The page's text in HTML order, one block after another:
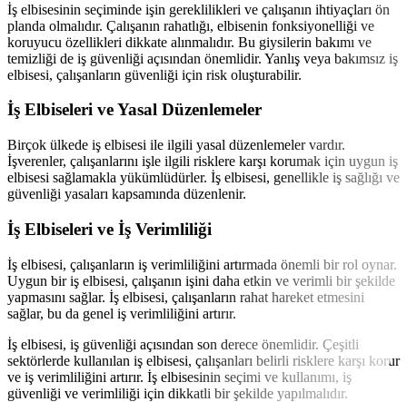
İş elbisesinin seçiminde işin gereklilikleri ve çalışanın ihtiyaçları ön
planda olmalıdır. Çalışanın rahatlığı, elbisenin fonksiyonelliği ve
koruyucu özellikleri dikkate alınmalıdır. Bu giysilerin bakımı ve
temizliği de iş güvenliği açısından önemlidir. Yanlış veya bakımsız iş
elbisesi, çalışanların güvenliği için risk oluşturabilir.
İş Elbiseleri ve Yasal Düzenlemeler
Birçok ülkede iş elbisesi ile ilgili yasal düzenlemeler vardır.
İşverenler, çalışanlarını işle ilgili risklere karşı korumak için uygun iş
elbisesi sağlamakla yükümlüdürler. İş elbisesi, genellikle iş sağlığı ve
güvenliği yasaları kapsamında düzenlenir.
İş Elbiseleri ve İş Verimliliği
İş elbisesi, çalışanların iş verimliliğini artırmada önemli bir rol oynar.
Uygun bir iş elbisesi, çalışanın işini daha etkin ve verimli bir şekilde
yapmasını sağlar. İş elbisesi, çalışanların rahat hareket etmesini
sağlar, bu da genel iş verimliliğini artırır.
İş elbisesi, iş güvenliği açısından son derece önemlidir. Çeşitli
sektörlerde kullanılan iş elbisesi, çalışanları belirli risklere karşı korur
ve iş verimliliğini artırır. İş elbisesinin seçimi ve kullanımı, iş
güvenliği ve verimliliği için dikkatli bir şekilde yapılmalıdır.